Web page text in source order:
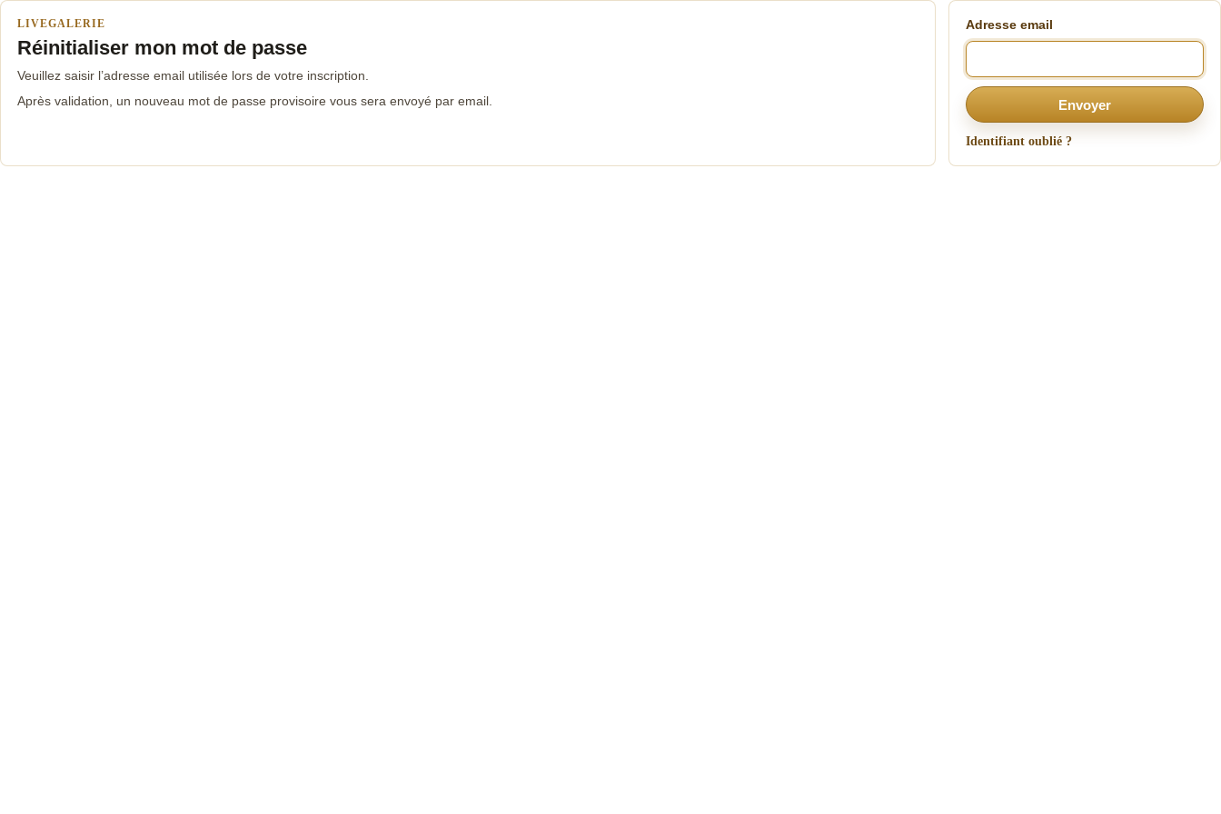
LIVEGALERIE
Réinitialiser mon mot de passe
Veuillez saisir l’adresse email utilisée lors de votre inscription.
Après validation, un nouveau mot de passe provisoire vous sera envoyé par email.
Adresse email
Envoyer
Identifiant oublié ?